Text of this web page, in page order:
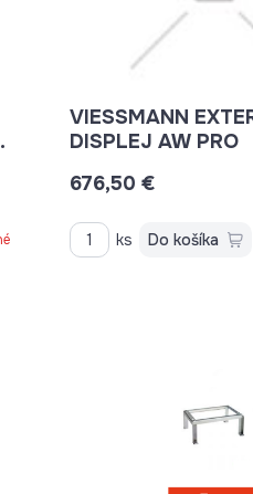
VIESSMANN
DISPLEJ AW PRO
676,50 €
ks Do košíka